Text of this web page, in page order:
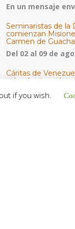
En un mensaje
Seminaristas de la
comienzan
Carmen de
Del 02 al 09 de
Cáritas de
sobre la atención
Cáritas de
if you wish.